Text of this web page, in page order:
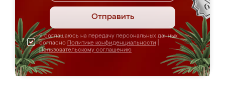
Отправить
Я соглашаюсь на передачу персональных данных
согласно Политике конфиденциальности
Пользовательскому соглашению